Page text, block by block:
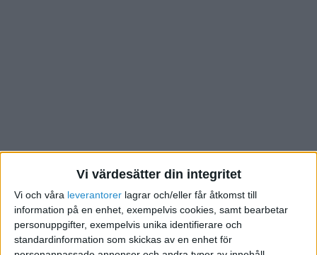
Vi värdesätter din integritet
Vi och våra leverantorer lagrar och/eller får åtkomst till
information på en enhet, exempelvis cookies, samt bearbetar
personuppgifter, exempelvis unika identifierare och
standardinformation som skickas av en enhet för
Alla ledare borde fundera på hur de kan se var och en
mera. Vi är duktiga på att se gruppen, men vad brinner